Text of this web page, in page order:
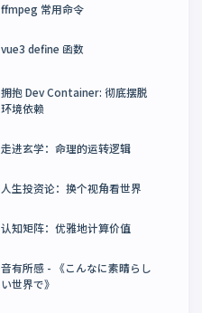
ffmpeg 常用命令
vue3 define 函数
拥抱 Dev Container: 彻底摆脱
环境依赖
走进玄学：命理的运转逻辑
人生投资论：换个视角看世界
认知矩阵：优雅地计算价值
音有所感 - 《こんなに素晴らし
い世界で》